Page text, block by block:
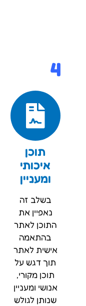
4
תוכן
איכותי
ומעניין
בשלב זה
נאפיין את
התוכן לאתר
בהתאמה
אישית לאתר
תוך דגש על
תוכן מקורי,
אנושי ומעניין
שנותן לגולש